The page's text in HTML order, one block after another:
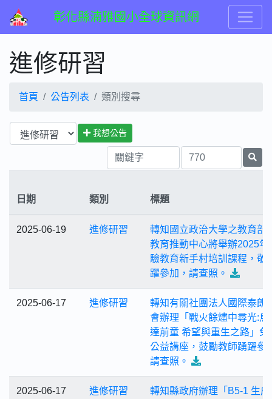
彰化縣湳雅國小全球資訊網
進修研習
首頁 公告列表 類別搜尋
我想公告
日期 類別 標題
2025-06-19 進修研習
轉知國立政治大學之教育部
教育推動中心將舉辦2025年
驗教育新手村培訓課程，敬
躍參加，請查照。
2025-06-17 進修研習
轉知有關社團法人國際泰朗
會辦理「戰火餘燼中尋光:烏
達前童 希望與重生之路」免
公益講座，鼓勵教師踴躍參
請查照。
2025-06-17 進修研習
轉知縣政府辦理「B5-1 生成